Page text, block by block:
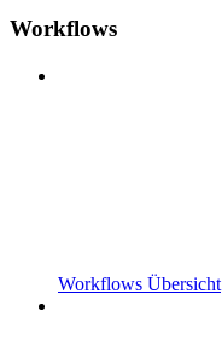
Workflows
Workflows Übersicht